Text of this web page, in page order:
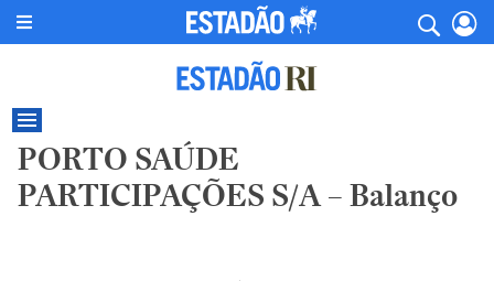
PORTO SAÚDE
PARTICIPAÇÕES S/A – Balanço